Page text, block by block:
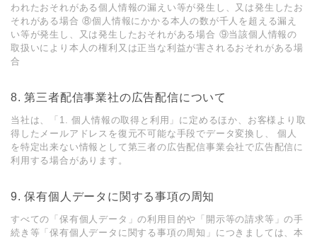
われたおそれがある個⼈情報の漏えい等が発⽣し、⼜は発⽣したお
それがある場合 ⑧個⼈情報にかかる本⼈の数が千⼈を超える漏え
い等が発⽣し、⼜は発⽣したおそれがある場合 ⑨当該個⼈情報の
取扱いにより本⼈の権利⼜は正当な利益が害されるおそれがある場
合
8. 第三者配信事業社の広告配信について
当社は、「1. 個⼈情報の取得と利⽤」に定めるほか、お客様より取
得したメールアドレスを復元不可能な⼿段でデータ変換し、 個⼈
を特定出来ない情報として第三者の広告配信事業会社で広告配信に
利⽤する場合があります。
9. 保有個⼈データに関する事項の周知
すべての「保有個⼈データ」の利⽤⽬的や「開⽰等の請求等」の⼿
続き等「保有個⼈データに関する事項の周知」につきましては、本